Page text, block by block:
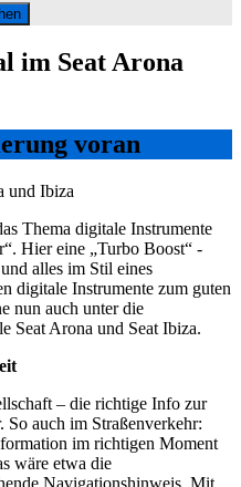
im Seat Arona
voran
Thema digitale Instrumente
Hier eine „Turbo Boost“ -
alles im Stil eines
digitale Instrumente zum guten
nun auch unter die
Seat Arona und Seat Ibiza.
– die richtige Info zur
auch im Straßenverkehr:
im richtigen Moment
wäre etwa die
Navigationshinweis. Mit